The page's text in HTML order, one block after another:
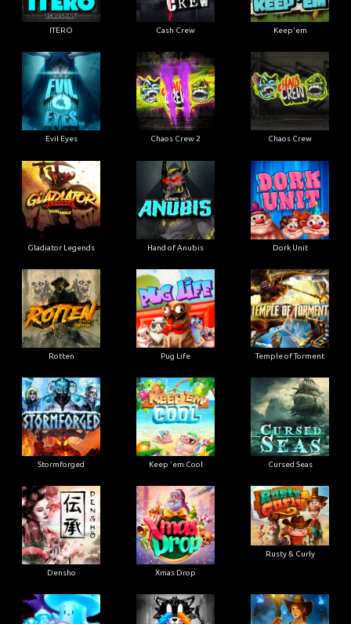
ITERO Cash Crew Keep'em
Evil Eyes Chaos Crew 2 Chaos Crew
Gladiator Legends Hand of Anubis Dork Unit
Rotten Pug Life Temple of Torment
Stormforged Keep 'em Cool Cursed Seas
Densho Xmas Drop
Rusty & Curly